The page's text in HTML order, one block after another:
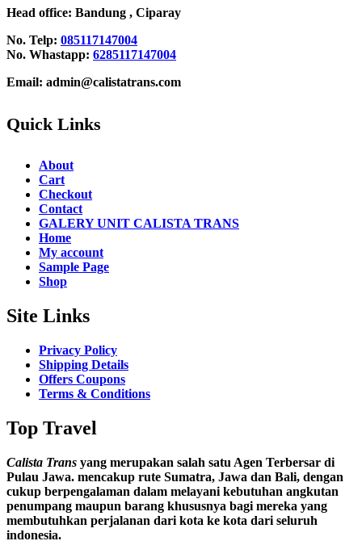
Head office: Bandung , Ciparay
No. Telp: 085117147004
No. Whastapp: 6285117147004
Email: admin@calistatrans.com
Quick Links
About
Cart
Checkout
Contact
GALERY UNIT CALISTA TRANS
Home
My account
Sample Page
Shop
Site Links
Privacy Policy
Shipping Details
Offers Coupons
Terms & Conditions
Top Travel
Calista Trans yang merupakan salah satu Agen Terbersar di
Pulau Jawa. mencakup rute Sumatra, Jawa dan Bali, dengan
cukup berpengalaman dalam melayani kebutuhan angkutan
penumpang maupun barang khususnya bagi mereka yang
membutuhkan perjalanan dari kota ke kota dari seluruh
indonesia.